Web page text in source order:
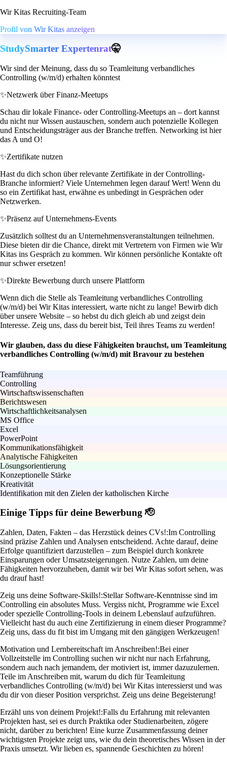
Wir Kitas Recruiting-Team
Profil von Wir Kitas anzeigen
StudySmarter Expertenrat🤫
Wir sind der Meinung, dass du so Teamleitung verbandliches
Controlling (w/m/d) erhalten könntest
✨Netzwerk über Finanz-Meetups
Schau dir lokale Finance- oder Controlling-Meetups an – dort kannst
du nicht nur Wissen austauschen, sondern auch potenzielle Kollegen
und Entscheidungsträger aus der Branche treffen. Networking ist hier
das A und O!
✨Zertifikate nutzen
Hast du dich schon über relevante Zertifikate in der Controlling-
Branche informiert? Viele Unternehmen legen darauf Wert! Wenn du
so ein Zertifikat hast, erwähne es unbedingt in Gesprächen oder
Netzwerken.
✨Präsenz auf Unternehmens-Events
Zusätzlich solltest du an Unternehmensveranstaltungen teilnehmen.
Diese bieten dir die Chance, direkt mit Vertretern von Firmen wie Wir
Kitas ins Gespräch zu kommen. Wir können persönliche Kontakte oft
nur schwer ersetzen!
✨Direkte Bewerbung durch unsere Plattform
Wenn dich die Stelle als Teamleitung verbandliches Controlling
(w/m/d) bei Wir Kitas interessiert, warte nicht zu lange! Bewirb dich
über unsere Website – so hebst du dich gleich ab und zeigst dein
Interesse. Zeig uns, dass du bereit bist, Teil ihres Teams zu werden!
Wir glauben, dass du diese Fähigkeiten brauchst, um Teamleitung
verbandliches Controlling (w/m/d) mit Bravour zu bestehen
Teamführung
Controlling
Wirtschaftswissenschaften
Berichtswesen
Wirtschaftlichkeitsanalysen
MS Office
Excel
PowerPoint
Kommunikationsfähigkeit
Analytische Fähigkeiten
Lösungsorientierung
Konzeptionelle Stärke
Kreativität
Identifikation mit den Zielen der katholischen Kirche
Einige Tipps für deine Bewerbung 🫡
Zahlen, Daten, Fakten – das Herzstück deines CVs!:Im Controlling
sind präzise Zahlen und Analysen entscheidend. Achte darauf, deine
Erfolge quantifiziert darzustellen – zum Beispiel durch konkrete
Einsparungen oder Umsatzsteigerungen. Nutze Zahlen, um deine
Fähigkeiten hervorzuheben, damit wir bei Wir Kitas sofort sehen, was
du drauf hast!
Zeig uns deine Software-Skills!:Stellar Software-Kenntnisse sind im
Controlling ein absolutes Muss. Vergiss nicht, Programme wie Excel
oder spezielle Controlling-Tools in deinem Lebenslauf aufzuführen.
Vielleicht hast du auch eine Zertifizierung in einem dieser Programme?
Zeig uns, dass du fit bist im Umgang mit den gängigen Werkzeugen!
Motivation und Lernbereitschaft im Anschreiben!:Bei einer
Vollzeitstelle im Controlling suchen wir nicht nur nach Erfahrung,
sondern auch nach jemandem, der motiviert ist, immer dazuzulernen.
Teile im Anschreiben mit, warum du dich für Teamleitung
verbandliches Controlling (w/m/d) bei Wir Kitas interessierst und was
du dir von dieser Position versprichst. Zeig uns deine Begeisterung!
Erzähl uns von deinem Projekt!:Falls du Erfahrung mit relevanten
Projekten hast, sei es durch Praktika oder Studienarbeiten, zögere
nicht, darüber zu berichten! Eine kurze Zusammenfassung deiner
wichtigsten Projekte zeigt uns, wie du dein theoretisches Wissen in der
Praxis umsetzt. Wir lieben es, spannende Geschichten zu hören!